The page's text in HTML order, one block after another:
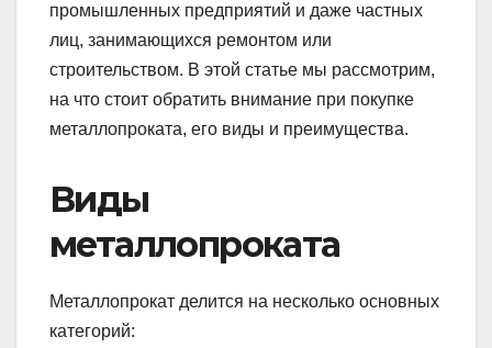
промышленных предприятий и даже частных
лиц, занимающихся ремонтом или
строительством. В этой статье мы рассмотрим,
на что стоит обратить внимание при покупке
металлопроката, его виды и преимущества.
Виды
металлопроката
Металлопрокат делится на несколько основных
категорий: